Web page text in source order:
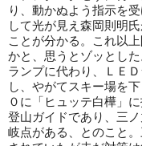
り、動かぬよう指示を
して光が見え森岡則明
ことが分かる。これ以
かと、思うとゾッとし
ランプに代わり、ＬＥ
し、やがてスキー場を
０に「ヒュッテ白樺」
登山ガイドであり、三
岐点がある、とのこと